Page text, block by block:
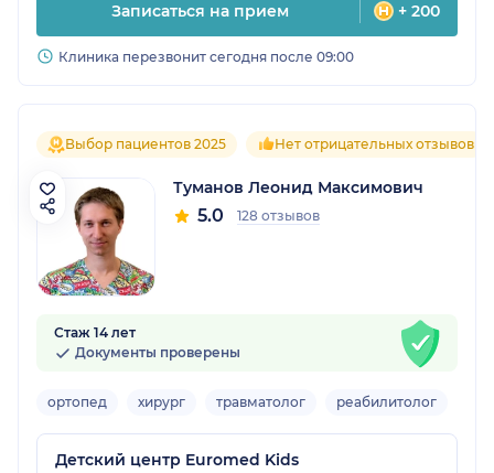
Записаться на прием + 200
Клиника перезвонит сегодня после 09:00
Выбор пациентов 2025 Нет отрицательных отзывов
Туманов Леонид Максимович
5.0 128 отзывов
Стаж 14 лет
Документы проверены
ортопед хирург травматолог реабилитолог
Детский центр Euromed Kids